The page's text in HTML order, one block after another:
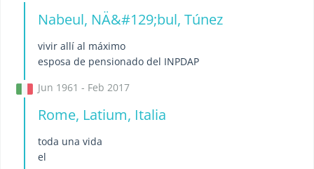
Nabeul, NÄ&#129;bul, Túnez
vivir allí al máximo
esposa de pensionado del INPDAP
Jun 1961 - Feb 2017
Rome, Latium, Italia
toda una vida
el